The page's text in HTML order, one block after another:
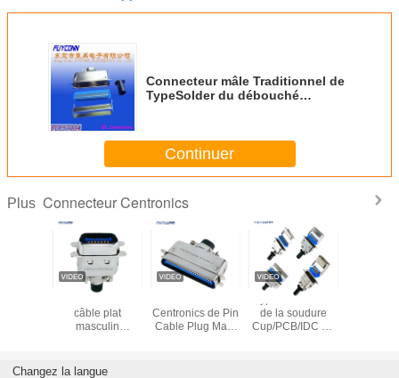
Connecteur mâle Traditionnel de
TypeSolder du débouché
Matel
Continuer
Plus Connecteur Centronics
en
câble plat
masculin
connecteur de
Centronics de Pin
Cable Plug Male
Type lancement
de la soudure
Cup/PCB/IDC de
Changez la langue